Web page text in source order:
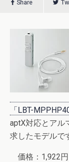
Share
「LBT-
aptX対応とアル
求したモデルで
価格：1,922